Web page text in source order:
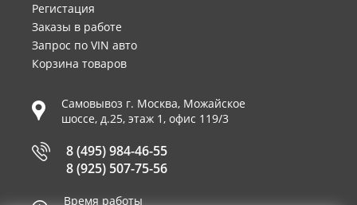
Регистация
Заказы в работе
Запрос по VIN авто
Корзина товаров
Самовывоз г. Москва, Можайское
шоссе, д.25, этаж 1, офис 119/3
8 (495) 984-46-55
8 (925) 507-75-56
Время работы